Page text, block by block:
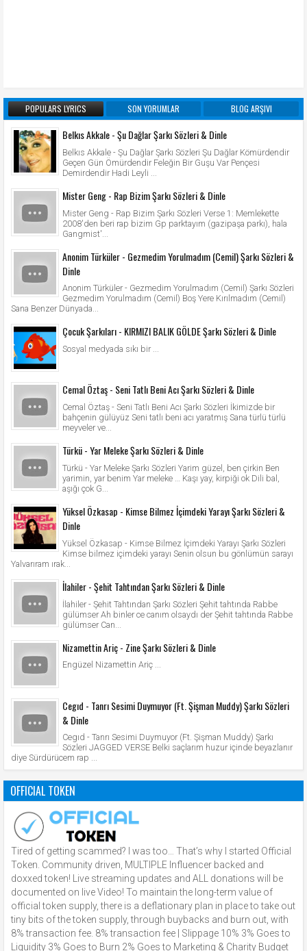
POPULARS LYRICS SON YORUMLAR BLOG ARŞIVI
Belkıs Akkale - Şu Dağlar Şarkı Sözleri & Dinle
Belkıs Akkale - Şu Dağlar Şarkı Sözleri Şu Dağlar Kömürdendir
Geçen Gün Ömürdendir Feleğin Bir Guşu Var Pençesi
Demirdendir Hadi Leyli ...
Mister Geng - Rap Bizim Şarkı Sözleri & Dinle
Mister Geng - Rap Bizim Şarkı Sözleri Verse 1: Memlekette
2008'den beri rap bizim Gp parktayım (gazipaşa parkı), hala
Gangmist'...
Anonim Türküler - Gezmedim Yorulmadım (Cemil) Şarkı Sözleri &
Dinle
Anonim Türküler - Gezmedim Yorulmadım (Cemil) Şarkı Sözleri
Gezmedim Yorulmadım (Cemil) Boş Yere Kırılmadım (Cemil)
Sana Benzer Dünyada...
Çocuk Şarkıları - KIRMIZI BALIK GÖLDE Şarkı Sözleri & Dinle
Sosyal medyada sıkı bir ...
Cemal Öztaş - Seni Tatlı Beni Acı Şarkı Sözleri & Dinle
Cemal Öztaş - Seni Tatlı Beni Acı Şarkı Sözleri İkimizde bir
bahçenin gülüyüz Seni tatlı beni acı yaratmış Sana türlü türlü
meyveler ve...
Türkü - Yar Meleke Şarkı Sözleri & Dinle
Türkü - Yar Meleke Şarkı Sözleri Yarim güzel, ben çirkin Ben
yarimin, yar benim Yar meleke … Kaşı yay, kirpiği ok Dili bal,
aşığı çok G...
Yüksel Özkasap - Kimse Bilmez İçimdeki Yarayı Şarkı Sözleri &
Dinle
Yüksel Özkasap - Kimse Bilmez İçimdeki Yarayı Şarkı Sözleri
Kimse bilmez içimdeki yarayı Senin olsun bu gönlümün sarayı
Yalvarıram ırak...
İlahiler - Şehit Tahtından Şarkı Sözleri & Dinle
İlahiler - Şehit Tahtından Şarkı Sözleri Şehit tahtında Rabbe
gülümser Ah binler ce canım olsaydı der Şehit tahtında Rabbe
gülümser Can...
Nizamettin Ariç - Zine Şarkı Sözleri & Dinle
Engüzel Nizamettin Ariç ...
Cegıd - Tanrı Sesimi Duymuyor (Ft. Şişman Muddy) Şarkı Sözleri
& Dinle
Cegıd - Tanrı Sesimi Duymuyor (Ft. Şişman Muddy) Şarkı
Sözleri JAGGED VERSE Belki saçlarım huzur içinde beyazlanır
diye Sürdürücem rap ...
OFFICIAL TOKEN
Tired of getting scammed? I was too… That’s why I started Official
Token. Community driven, MULTIPLE Influencer backed and
doxxed token! Live streaming updates and ALL donations will be
documented on live Video! To maintain the long-term value of
official token supply, there is a deflationary plan in place to take out
tiny bits of the token supply, through buybacks and burn out, with
8% transaction fee. 8% transaction fee | Slippage 10% 3% Goes to
Liquidity 3% Goes to Burn 2% Goes to Marketing & Charity Budget